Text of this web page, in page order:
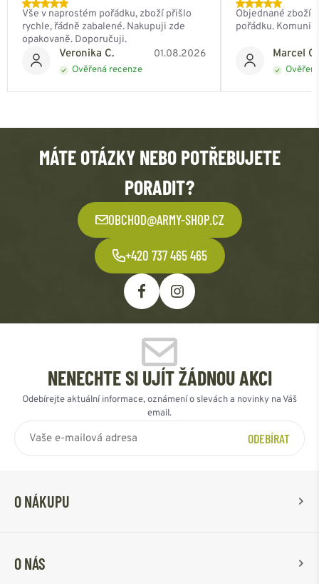
Veronika C. 01.08.2026
Ověřená recenze
Vše v naprostém pořádku, zboží přišlo
rychle, řádně zabalené. Nakupuji zde
opakovaně. Doporučuji.
Marcel
Objednané zboží
pořádku.
MÁTE OTÁZKY NEBO POTŘEBUJETE
PORADIT?
OBCHOD@ARMY-SHOP.CZ
+420 737 465 465
NENECHTE SI UJÍT ŽÁDNOU AKCI
Odebírejte aktuální informace, oznámení o slevách a novinky na Váš
email.
ODEBÍRAT
O NÁKUPU
O NÁS